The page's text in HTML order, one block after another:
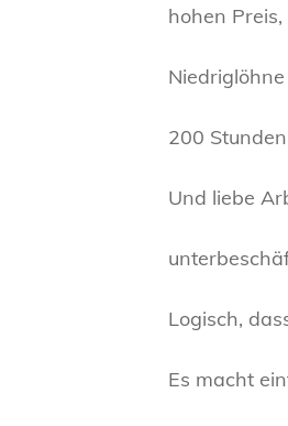
hohen
200
Und liebe
Logisch,
Es macht